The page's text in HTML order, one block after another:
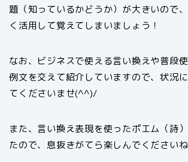
題（知っているかどうか）が大きいので
く活用して覚えてしまいましょう！
なお、ビジネスで使える言い換えや普段
例文を交えて紹介していますので、状況
てくださいませ(^^)/
また、言い換え表現を使ったポエム（詩
たので、息抜きがてら楽しんでくださいね